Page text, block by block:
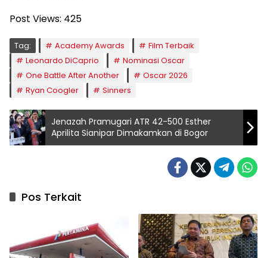
Post Views: 425
Tag: Academy Awards
Film Terbaik
Leonardo DiCaprio
Nominasi Oscar
One Battle After Another
Oscar 2026
Ryan Coogler
Sinners
Jenazah Pramugari ATR 42-500 Esther
Aprilita Sianipar Dimakamkan di Bogor
Pos Terkait